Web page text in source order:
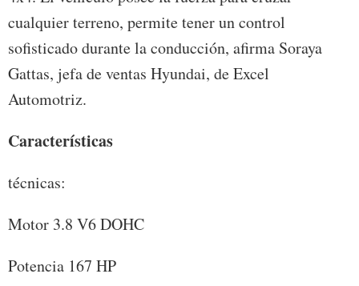
cualquier terreno, permite tener un control
sofisticado durante la conducción, afirma Soraya
Gattas, jefa de ventas Hyundai, de Excel
Automotriz.
Características
técnicas:
Motor 3.8 V6 DOHC
Potencia 167 HP